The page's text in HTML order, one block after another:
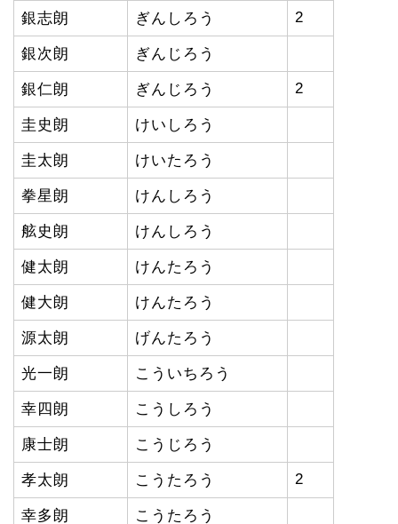
銀志朗 ぎんしろう 2
銀次朗 ぎんじろう
銀仁朗 ぎんじろう 2
圭史朗 けいしろう
圭太朗 けいたろう
拳星朗 けんしろう
舷史朗 けんしろう
健太朗 けんたろう
健大朗 けんたろう
源太朗 げんたろう
光一朗 こういちろう
幸四朗 こうしろう
康士朗 こうじろう
孝太朗 こうたろう 2
幸多朗 こうたろう